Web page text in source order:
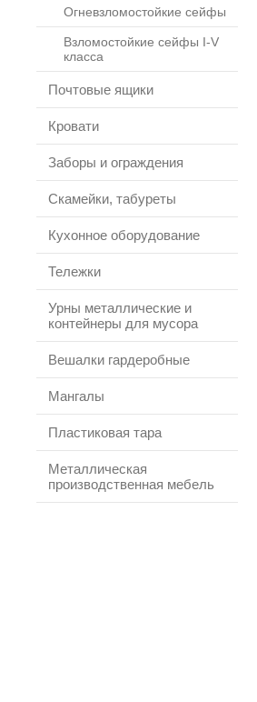
Огневзломостойкие сейфы
Взломостойкие сейфы I-V
класса
Почтовые ящики
Кровати
Заборы и ограждения
Скамейки, табуреты
Кухонное оборудование
Тележки
Урны металлические и
контейнеры для мусора
Вешалки гардеробные
Мангалы
Пластиковая тара
Металлическая
производственная мебель